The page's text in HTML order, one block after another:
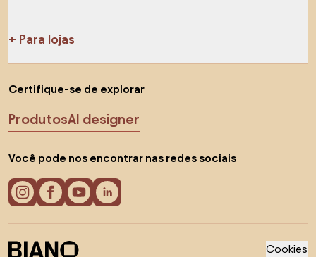
Para lojas
Certifique-se de explorar
ProdutosAI designer
Você pode nos encontrar nas redes sociais
Cookies